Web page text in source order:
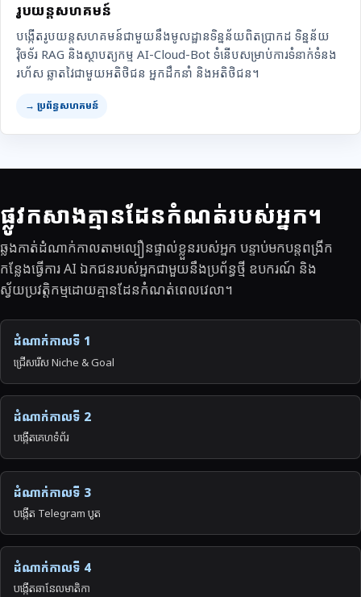
រូបយន្តសហគមន៍
បង្កើតរូបយន្តសហគមន៍ជាមួយនឹងមូលដ្ឋានទិន្នន័យពិតប្រាកដ ទិន្នន័យ
វ៉ិចទ័រ RAG និងស្ថាបត្យកម្ម AI-Cloud-Bot ទំនើបសម្រាប់ការទំនាក់ទំនង
រហ័ស ឆ្លាតវៃជាមួយអតិថិជន អ្នកដឹកនាំ និងអតិថិជន។
→ ប្រព័ន្ធសហគមន៍
ផ្លូវកសាងគ្មានដែនកំណត់របស់អ្នក។
ឆ្លងកាត់ដំណាក់កាលតាមល្បឿនផ្ទាល់ខ្លួនរបស់អ្នក បន្ទាប់មកបន្តពង្រីក
កន្លែងធ្វើការ AI ឯកជនរបស់អ្នកជាមួយនឹងប្រព័ន្ធថ្មី ឧបករណ៍ និង
ស្វ័យប្រវត្តិកម្មដោយគ្មានដែនកំណត់ពេលវេលា។
ដំណាក់កាលទី 1
ជ្រើសរើស Niche & Goal
ដំណាក់កាលទី 2
បង្កើតគេហទំព័រ
ដំណាក់កាលទី 3
បង្កើត Telegram បូត
ដំណាក់កាលទី 4
បង្កើតឆានែលមាតិកា